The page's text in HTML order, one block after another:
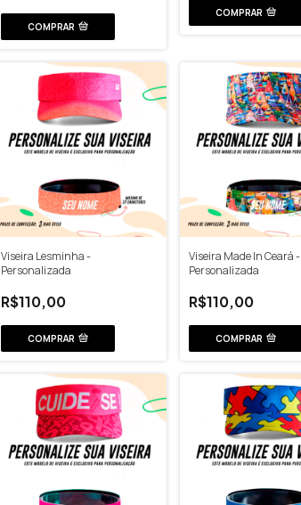
COMPRAR
COMPRAR
Viseira Lesminha -
Personalizada
R$110,00
COMPRAR
Viseira Made In Ceará -
Personalizada
R$110,00
COMPRAR